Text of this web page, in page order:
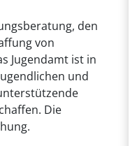
den
von
Jugendamt ist in
und
Die